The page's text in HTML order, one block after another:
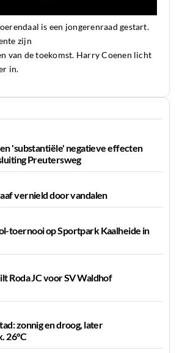
is een jongerenraad gestart.
zijn
van de toekomst. Harry Coenen licht
in.
'substantiële' negatieve effecten
Preutersweg
vernield door vandalen
toernooi op Sportpark Kaalheide in
Roda JC voor SV Waldhof
zonnig en droog, later
26°C